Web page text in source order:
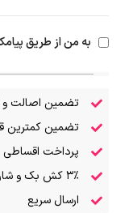
به من از طریق
تضمین اصالت و
تضمین کمترین
پرداخت اقساطی
۳٪ کش بک و شارژ کیف پول
ارسال سریع